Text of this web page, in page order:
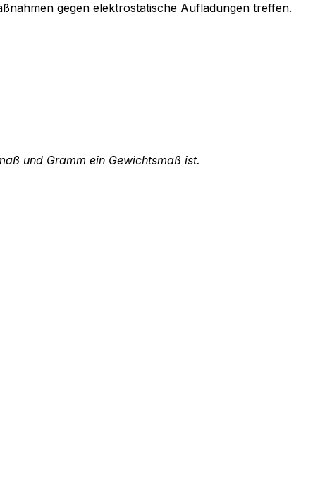
gegen elektrostatische Aufladungen treffen.
und Gramm ein Gewichtsmaß ist.